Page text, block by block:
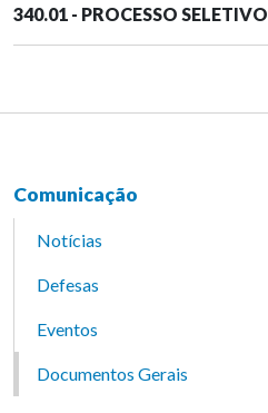
340.01 - PROCESSO SELETIVO
Comunicação
Notícias
Defesas
Eventos
Documentos Gerais